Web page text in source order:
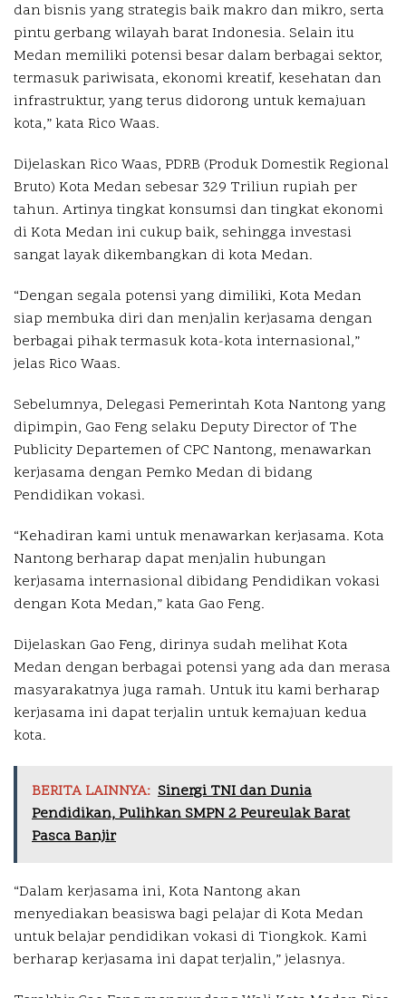
dan bisnis yang strategis baik makro dan mikro, serta
pintu gerbang wilayah barat Indonesia. Selain itu
Medan memiliki potensi besar dalam berbagai sektor,
termasuk pariwisata, ekonomi kreatif, kesehatan dan
infrastruktur, yang terus didorong untuk kemajuan
kota,” kata Rico Waas.
Dijelaskan Rico Waas, PDRB (Produk Domestik Regional
Bruto) Kota Medan sebesar 329 Triliun rupiah per
tahun. Artinya tingkat konsumsi dan tingkat ekonomi
di Kota Medan ini cukup baik, sehingga investasi
sangat layak dikembangkan di kota Medan.
“Dengan segala potensi yang dimiliki, Kota Medan
siap membuka diri dan menjalin kerjasama dengan
berbagai pihak termasuk kota-kota internasional,”
jelas Rico Waas.
Sebelumnya, Delegasi Pemerintah Kota Nantong yang
dipimpin, Gao Feng selaku Deputy Director of The
Publicity Departemen of CPC Nantong, menawarkan
kerjasama dengan Pemko Medan di bidang
Pendidikan vokasi.
“Kehadiran kami untuk menawarkan kerjasama. Kota
Nantong berharap dapat menjalin hubungan
kerjasama internasional dibidang Pendidikan vokasi
dengan Kota Medan,” kata Gao Feng.
Dijelaskan Gao Feng, dirinya sudah melihat Kota
Medan dengan berbagai potensi yang ada dan merasa
masyarakatnya juga ramah. Untuk itu kami berharap
kerjasama ini dapat terjalin untuk kemajuan kedua
kota.
BERITA LAINNYA: Sinergi TNI dan Dunia
Pendidikan, Pulihkan SMPN 2 Peureulak Barat
Pasca Banjir
“Dalam kerjasama ini, Kota Nantong akan
menyediakan beasiswa bagi pelajar di Kota Medan
untuk belajar pendidikan vokasi di Tiongkok. Kami
berharap kerjasama ini dapat terjalin,” jelasnya.